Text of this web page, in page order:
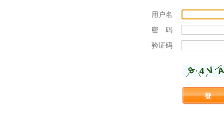
用户名
密 码
验证码
登